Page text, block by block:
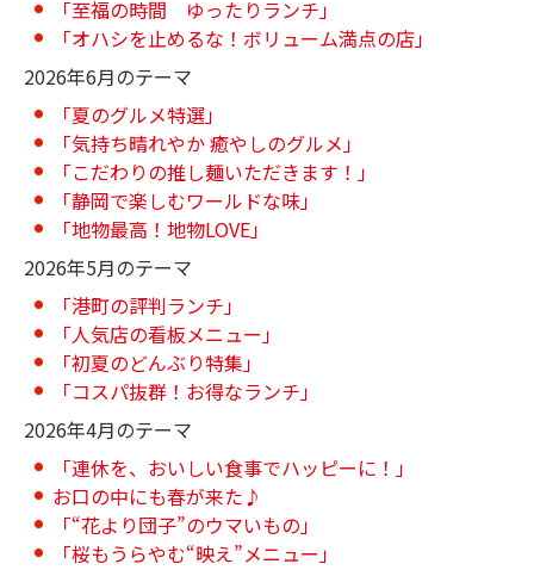
「至福の時間 ゆったりランチ」
「オハシを止めるな！ボリューム満点の店」
2026年6月のテーマ
「夏のグルメ特選」
「気持ち晴れやか 癒やしのグルメ」
「こだわりの推し麺いただきます！」
「静岡で楽しむワールドな味」
「地物最高！地物LOVE」
2026年5月のテーマ
「港町の評判ランチ」
「人気店の看板メニュー」
「初夏のどんぶり特集」
「コスパ抜群！お得なランチ」
2026年4月のテーマ
「連休を、おいしい食事でハッピーに！」
お口の中にも春が来た♪
「“花より団子”のウマいもの」
「桜もうらやむ“映え”メニュー」